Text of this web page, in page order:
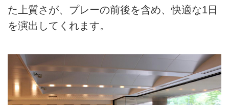
た上質さが、プレーの前後を含め、快適な1日
を演出してくれます。